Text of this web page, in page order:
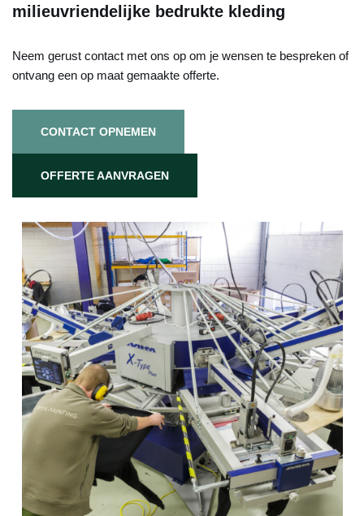
milieuvriendelijke bedrukte kleding
Neem gerust contact met ons op om je wensen te bespreken of
ontvang een op maat gemaakte offerte.
CONTACT OPNEMEN
OFFERTE AANVRAGEN